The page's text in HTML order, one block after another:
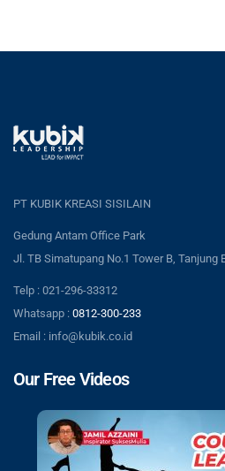
PT KUBIK KREASI SISILAIN
Gedung Antam Office Park
Jl. TB Simatupang No.1 Tower B, Tanjung
Telp : 021-296-33312
Whatsapp : 0812-300-233
Email : info@kubik.co.id
Our Free Videos